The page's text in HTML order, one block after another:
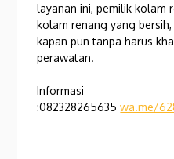
layanan ini, pemilik kolam
kolam renang yang
kapan pun tanpa harus
perawatan.
Informasi
:082328265635wa.me/